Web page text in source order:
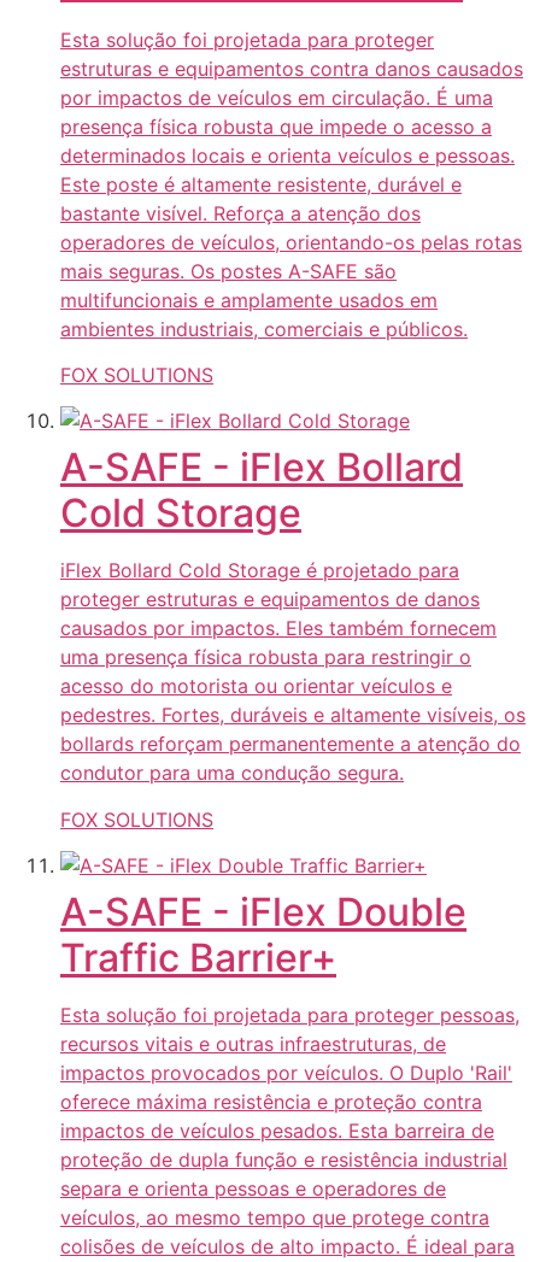
Esta solução foi projetada para proteger
estruturas e equipamentos contra danos causados
por impactos de veículos em circulação. É uma
presença física robusta que impede o acesso a
determinados locais e orienta veículos e pessoas.
Este poste é altamente resistente, durável e
bastante visível. Reforça a atenção dos
operadores de veículos, orientando-os pelas rotas
mais seguras. Os postes A-SAFE são
multifuncionais e amplamente usados em
ambientes industriais, comerciais e públicos.
FOX SOLUTIONS
A-SAFE - iFlex Bollard
Cold Storage
iFlex Bollard Cold Storage é projetado para
proteger estruturas e equipamentos de danos
causados por impactos. Eles também fornecem
uma presença física robusta para restringir o
acesso do motorista ou orientar veículos e
pedestres. Fortes, duráveis e altamente visíveis, os
bollards reforçam permanentemente a atenção do
condutor para uma condução segura.
FOX SOLUTIONS
A-SAFE - iFlex Double
Traffic Barrier+
Esta solução foi projetada para proteger pessoas,
recursos vitais e outras infraestruturas, de
impactos provocados por veículos. O Duplo 'Rail'
oferece máxima resistência e proteção contra
impactos de veículos pesados. Esta barreira de
proteção de dupla função e resistência industrial
separa e orienta pessoas e operadores de
veículos, ao mesmo tempo que protege contra
colisões de veículos de alto impacto. É ideal para